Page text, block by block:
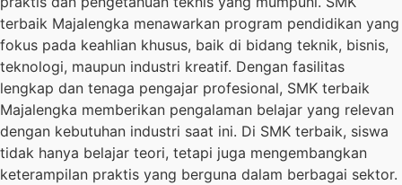
terbaik Majalengka menawarkan program pendidikan yang
fokus pada keahlian khusus, baik di bidang teknik, bisnis,
teknologi, maupun industri kreatif. Dengan fasilitas
lengkap dan tenaga pengajar profesional, SMK terbaik
Majalengka memberikan pengalaman belajar yang relevan
dengan kebutuhan industri saat ini. Di SMK terbaik, siswa
tidak hanya belajar teori, tetapi juga mengembangkan
keterampilan praktis yang berguna dalam berbagai sektor.